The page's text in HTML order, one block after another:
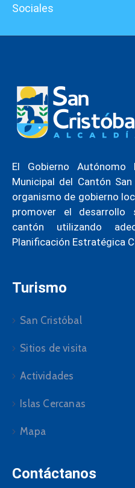
Sociales
El Gobierno Autónomo
Municipal del Cantón
organismo de gobierno
promover el desarrollo
cantón utilizando
Planificación Estratégica
Turismo
San Cristóbal
Sitios de visita
Actividades
Islas Cercanas
Mapa
Contáctanos